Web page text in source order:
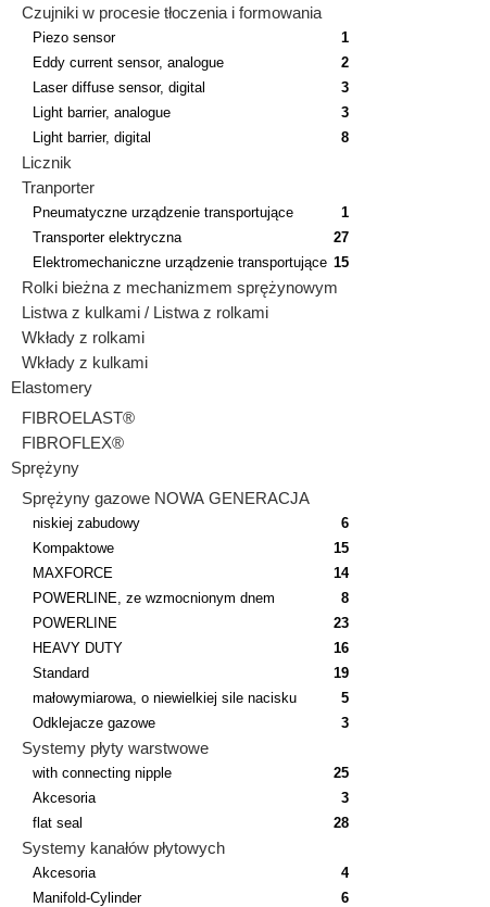
Czujniki w procesie tłoczenia i formowania
Piezo sensor
1
Eddy current sensor, analogue
2
Laser diffuse sensor, digital
3
Light barrier, analogue
3
Light barrier, digital
8
Licznik
Tranporter
Pneumatyczne urządzenie transportujące
1
Transporter elektryczna
27
Elektromechaniczne urządzenie transportujące 15
Rolki bieżna z mechanizmem sprężynowym
Listwa z kulkami / Listwa z rolkami
Wkłady z rolkami
Wkłady z kulkami
Elastomery
FIBROELAST®
FIBROFLEX®
Sprężyny
Sprężyny gazowe NOWA GENERACJA
niskiej zabudowy
6
Kompaktowe
15
MAXFORCE
14
POWERLINE, ze wzmocnionym dnem
8
POWERLINE
23
HEAVY DUTY
16
Standard
19
małowymiarowa, o niewielkiej sile nacisku
5
Odklejacze gazowe
3
Systemy płyty warstwowe
with connecting nipple
25
Akcesoria
3
flat seal
28
Systemy kanałów płytowych
Akcesoria
4
Manifold-Cylinder
6